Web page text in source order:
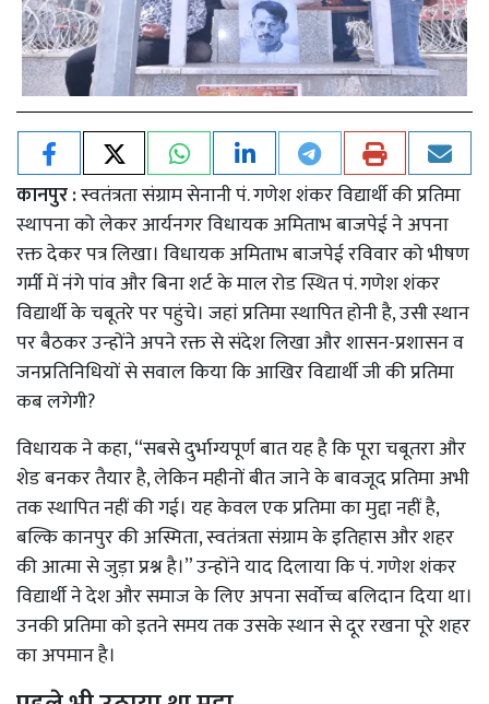
कानपुर :स्वतंत्रता संग्राम सेनानी पं. गणेश शंकर विद्यार्थी की प्रतिमा
स्थापना को लेकर आर्यनगर विधायक अमिताभ बाजपेई ने अपना
रक्त देकर पत्र लिखा। विधायक अमिताभ बाजपेई रविवार को भीषण
गर्मी में नंगे पांव और बिना शर्ट के माल रोड स्थित पं. गणेश शंकर
विद्यार्थी के चबूतरे पर पहुंचे। जहां प्रतिमा स्थापित होनी है, उसी स्थान
पर बैठकर उन्होंने अपने रक्त से संदेश लिखा और शासन-प्रशासन व
जनप्रतिनिधियों से सवाल किया कि आखिर विद्यार्थी जी की प्रतिमा
कब लगेगी?
विधायक ने कहा, “सबसे दुर्भाग्यपूर्ण बात यह है कि पूरा चबूतरा और
शेड बनकर तैयार है, लेकिन महीनों बीत जाने के बावजूद प्रतिमा अभी
तक स्थापित नहीं की गई। यह केवल एक प्रतिमा का मुद्दा नहीं है,
बल्कि कानपुर की अस्मिता, स्वतंत्रता संग्राम के इतिहास और शहर
की आत्मा से जुड़ा प्रश्न है।” उन्होंने याद दिलाया कि पं. गणेश शंकर
विद्यार्थी ने देश और समाज के लिए अपना सर्वोच्च बलिदान दिया था।
उनकी प्रतिमा को इतने समय तक उसके स्थान से दूर रखना पूरे शहर
का अपमान है।